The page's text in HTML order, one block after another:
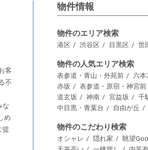
客
不
な
め
提
物件情報
物件のエリア検索
港区 渋谷区 目黒区 世
物件の人気エリア検索
表参道・青山・外苑前 六
赤坂
表参道・原宿・神宮前
道玄坂
神南 宮益坂 千
中目黒・青葉台
自由が丘
物件のこだわり検索
オシャレ 隠れ家 眺望